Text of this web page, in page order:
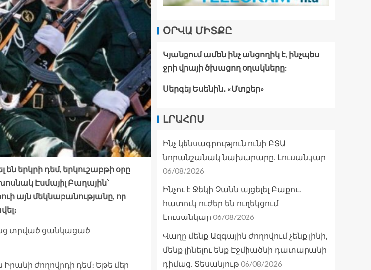
են երկրի դեմ, երկուշաբթի օրը
Էսմայիլ Բաղային՝
այն մեկնաբանությանը, որ
տրված ցանկացած
Իրանի ժողովրդի դեմ։ Եթե մեր
ՕՐՎԱ ՄԻՏՔԸ
Կյանքում ամեն ինչ անցողիկ է, ինչպես
ջրի վրայի ծխացող օղակները:
Սերգեյ Եսենին․ «Մտքեր»
ԼՐԱՀՈՍ
Ինչ կենսագրություն ունի ԲՏԱ
նորանշանակ նախարարը. Լուսանկար
06/08/2026
Ինչու է Ջեկի Չանն այցելել Բաքու․
հատուկ ուժեր են ուղեկցում.
Լուսանկար 06/08/2026
Վաղը մենք Ազգային ժողովում չենք լինի,
մենք լինելու ենք Էջմիածնի դատարանի
դիմաց. Տեսանյութ06/08/2026